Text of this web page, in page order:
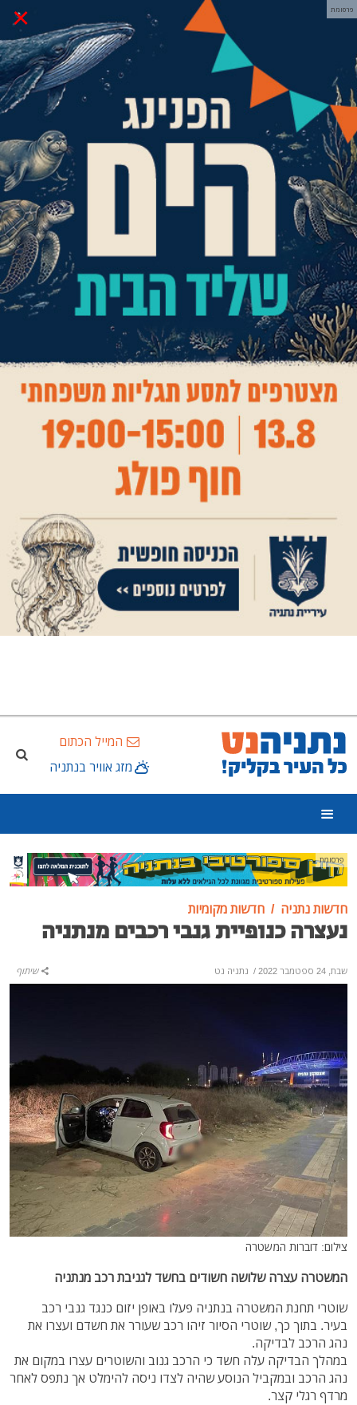
× פרסומת
המייל הכתום
מזג אוויר בנתניה
פרסומת
חדשות נתניה חדשות מקומיות
נעצרה כנופיית גנבי רכבים מנתניה
שבת, 24 ספטמבר 2022 / נתניה נט שיתוף
צילום: דוברות המשטרה
המשטרה עצרה שלושה חשודים בחשד לגניבת רכב מנתניה
שוטרי תחנת המשטרה בנתניה פעלו באופן יזום כנגד גנבי רכב
בעיר. בתוך כך, שוטרי הסיור זיהו רכב שעורר את חשדם ועצרו את
נהג הרכב לבדיקה.
במהלך הבדיקה עלה חשד כי הרכב גנוב והשוטרים עצרו במקום את
נהג הרכב ובמקביל הנוסע שהיה לצדו ניסה להימלט אך נתפס לאחר
מרדף רגלי קצר.